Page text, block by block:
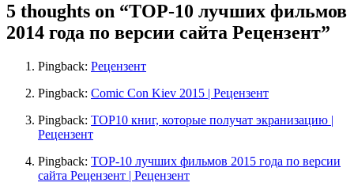
5 thoughts on “TOP-10 лучших фильмов
2014 года по версии сайта Рецензент”
Pingback: Рецензент
Pingback: Comic Con Kiev 2015 | Рецензент
Pingback: ТОР10 книг, которые получат экранизацию |
Рецензент
Pingback: TOP-10 лучших фильмов 2015 года по версии
сайта Рецензент | Рецензент